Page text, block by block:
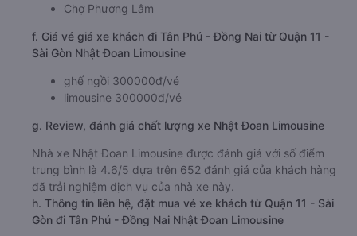
Chợ Phương Lâm
f. Giá vé giá xe khách đi Tân Phú - Đồng Nai từ Quận 11 -
Sài Gòn Nhật Đoan Limousine
ghế ngồi 300000đ/vé
limousine 300000đ/vé
g. Review, đánh giá chất lượng xe Nhật Đoan Limousine
Nhà xe Nhật Đoan Limousine được đánh giá với số điểm
trung bình là 4.6/5 dựa trên 652 đánh giá của khách hàng
đã trải nghiệm dịch vụ của nhà xe này.
h. Thông tin liên hệ, đặt mua vé xe khách từ Quận 11 - Sài
Gòn đi Tân Phú - Đồng Nai Nhật Đoan Limousine